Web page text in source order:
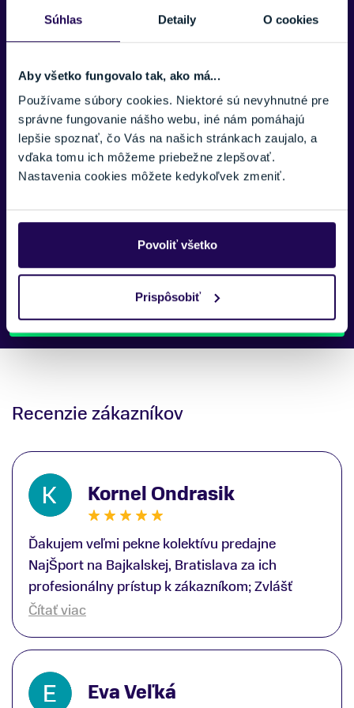
Súhlas Detaily O cookies
Aby všetko fungovalo tak, ako má...
Používame súbory cookies. Niektoré sú nevyhnutné pre
správne fungovanie nášho webu, iné nám pomáhajú
lepšie spoznať, čo Vás na našich stránkach zaujalo, a
vďaka tomu ich môžeme priebežne zlepšovať.
Nastavenia cookies môžete kedykoľvek zmeniť.
Povoliť všetko
Prispôsobiť
E-MAIL:
SPRÁVA:
Náš špecialista vám, čo najskôr zavolá ohľadom tohto
Recenzie zákazníkov
Kornel Ondrasik
Ďakujem veľmi pekne kolektívu predajne
NajŠport na Bajkalskej, Bratislava za ich
profesionálny prístup k zákazníkom; Zvlášť
ďakujem špecialistovi Martinovi Gunišovi za
lyžiarskej obuvi, ako aj prilby.. všetko značka
Atomic; Pán Martin Guniš mi svojou
odbornosťou otvoril nové obzory a dozvedel
Čítať viac
Eva Veľká